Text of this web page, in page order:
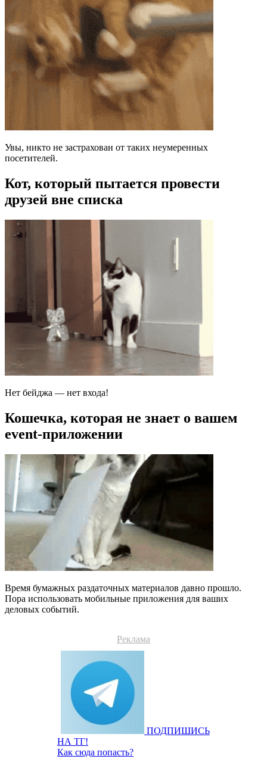
Увы, никто не застрахован от таких неумеренных
посетителей.
Кот, который пытается провести
друзей вне списка
Нет бейджа — нет входа!
Кошечка, которая не знает о вашем
event-приложении
Время бумажных раздаточных материалов давно прошло.
Пора использовать мобильные приложения для ваших
деловых событий.
Реклама
ПОДПИШИСЬ
НА ТГ!
Как сюда попасть?